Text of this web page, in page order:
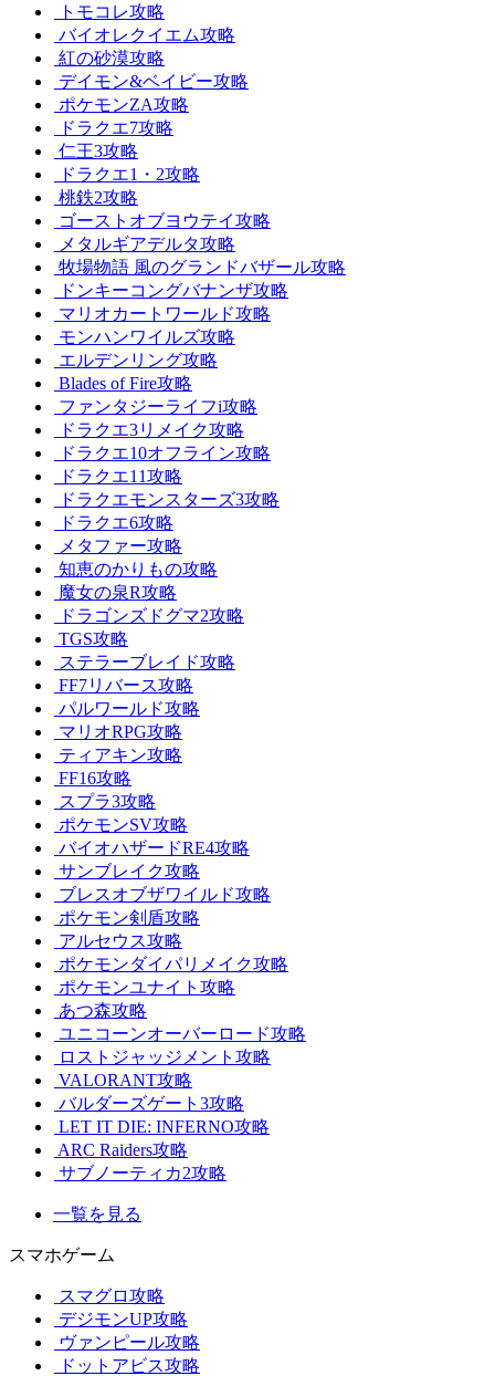
トモコレ攻略
バイオレクイエム攻略
紅の砂漠攻略
デイモン&ベイビー攻略
ポケモンZA攻略
ドラクエ7攻略
仁王3攻略
ドラクエ1・2攻略
桃鉄2攻略
ゴーストオブヨウテイ攻略
メタルギアデルタ攻略
牧場物語 風のグランドバザール攻略
ドンキーコングバナンザ攻略
マリオカートワールド攻略
モンハンワイルズ攻略
エルデンリング攻略
Blades of Fire攻略
ファンタジーライフi攻略
ドラクエ3リメイク攻略
ドラクエ10オフライン攻略
ドラクエ11攻略
ドラクエモンスターズ3攻略
ドラクエ6攻略
メタファー攻略
知恵のかりもの攻略
魔女の泉R攻略
ドラゴンズドグマ2攻略
TGS攻略
ステラーブレイド攻略
FF7リバース攻略
パルワールド攻略
マリオRPG攻略
ティアキン攻略
FF16攻略
スプラ3攻略
ポケモンSV攻略
バイオハザードRE4攻略
サンブレイク攻略
ブレスオブザワイルド攻略
ポケモン剣盾攻略
アルセウス攻略
ポケモンダイパリメイク攻略
ポケモンユナイト攻略
あつ森攻略
ユニコーンオーバーロード攻略
ロストジャッジメント攻略
VALORANT攻略
バルダーズゲート3攻略
LET IT DIE: INFERNO攻略
ARC Raiders攻略
サブノーティカ2攻略
一覧を見る
スマホゲーム
スマグロ攻略
デジモンUP攻略
ヴァンピール攻略
ドットアビス攻略